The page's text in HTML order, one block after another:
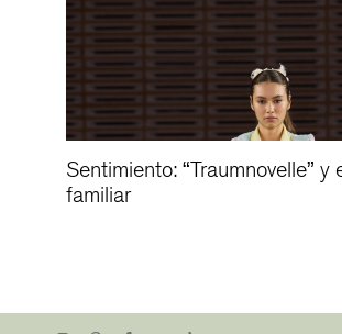
Sentimiento: “Traumnovelle” y
familiar